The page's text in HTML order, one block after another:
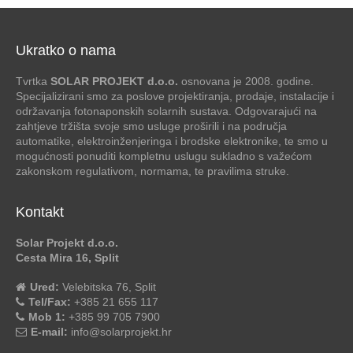
Ukratko o nama
Tvrtka SOLAR PROJEKT d.o.o. osnovana je 2008. godine.
Specijalizirani smo za poslove projektiranja, prodaje, instalacije i
održavanja fotonaponskih solarnih sustava. Odgovarajući na
zahtjeve tržišta svoje smo usluge proširili i na područja
automatike, elektroinženjeringa i brodske elektronike, te smo u
mogućnosti ponuditi kompletnu uslugu sukladno s važećom
zakonskom regulativom, normama, te pravilima struke.
Kontakt
Solar Projekt d.o.o.
Cesta Mira 16, Split
Ured: Velebitska 76, Split
Tel/Fax: +385 21 655 117
Mob 1: +385 99 705 7900
E-mail: info@solarprojekt.hr